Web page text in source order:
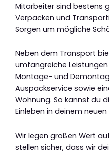
Mitarbeiter sind bestens
Verpacken und
Sorgen um mögliche
Neben dem Transport
umfangreiche
Montage- und
Auspackservice sowie
Wohnung. So kannst du
Einleben in deinem
Wir legen großen Wert
stellen sicher, dass wir